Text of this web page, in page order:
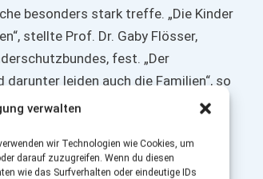
verwalten
wir Technologien wie Cookies, um
darauf zuzugreifen. Wenn du diesen
wie das Surfverhalten oder eindeutige IDs
besonders stark treffe. „Die Kinder
stellte Prof. Dr. Gaby Flösser,
fest. „Der
darunter leiden auch die Familien“, so
Problem.“
schnell einig: Die eine große